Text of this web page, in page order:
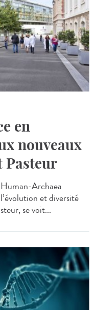
en
nouveaux
Pasteur
Archaea
et diversité
se voit...